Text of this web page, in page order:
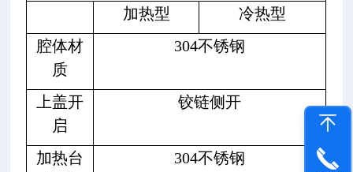
加热型
冷热型
腔体材
质
304不锈钢
上盖开
启
铰链侧开
加热台
304不锈钢